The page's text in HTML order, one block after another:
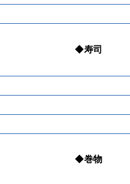
◆寿司
◆巻物